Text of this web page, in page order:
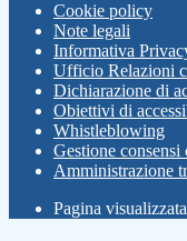
Cookie policy
Note legali
Informativa
Ufficio Relazioni
Dichiarazione di
Obiettivi di
Whistleblowing
Gestione consensi
Amministrazione
Pagina visualizzata